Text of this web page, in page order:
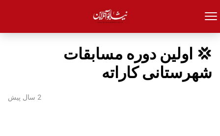
💢 اولین دوره مسابقات
شهرستانی کاراته
2 سال پیش